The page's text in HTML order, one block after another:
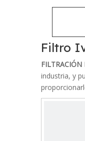
Filtro
FILTRACIÓN
industria, y